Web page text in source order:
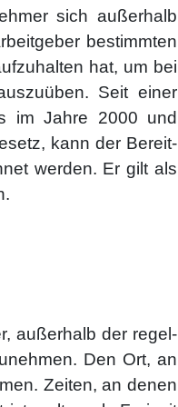
sich außer­halb
bestimm­ten
hat, um bei
Seit einer
im Jah­re 2000 und
kann der Bereit­
wer­den. Er gilt als
außer­halb der regel­
Den Ort, an
Zei­ten, an denen